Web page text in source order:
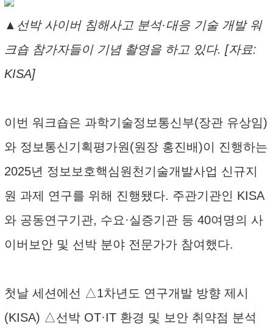
▲선박 사이버 침해사고 분석·대응 기술 개발 워
크숍 참가자들이 기념 촬영을 하고 있다. [자료:
KISA]
이번 워크숍은 과학기술정보통신부(장관 유상임)
와 정보통신기획평가원(원장 홍진배)이 진행하는
2025년 정보보호핵심원천기술개발사업 신규지
원 과제 연구를 위해 진행됐다. 주관기관인 KISA
와 공동연구기관, 수요·실증기관 등 40여명의 사
이버보안 및 선박 분야 전문가가 참여했다.
첫날 세션에선 △1차년도 연구개발 방향 제시
(KISA) △선박 OT·IT 환경 및 보안 취약점 분석